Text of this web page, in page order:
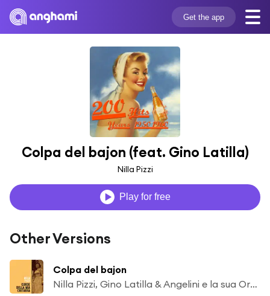
Get the app
Colpa del bajon (feat. Gino Latilla)
Nilla Pizzi
Play for free
Other Versions
Colpa del bajon
Nilla Pizzi, Gino Latilla & Angelini e la sua Orchestra